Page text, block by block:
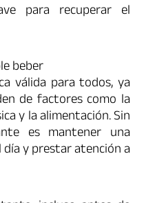
para recuperar el
beber
válida para todos, ya
de factores como la
y la alimentación. Sin
es mantener una
y prestar atención a